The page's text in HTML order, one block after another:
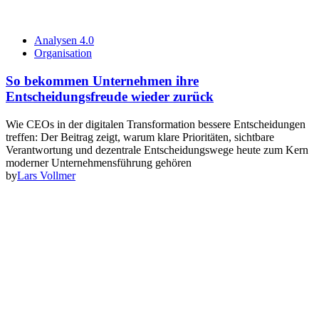
Analysen 4.0
Organisation
So bekommen Unternehmen ihre
Entscheidungsfreude wieder zurück
Wie CEOs in der digitalen Transformation bessere Entscheidungen
treffen: Der Beitrag zeigt, warum klare Prioritäten, sichtbare
Verantwortung und dezentrale Entscheidungswege heute zum Kern
moderner Unternehmensführung gehören
byLars Vollmer